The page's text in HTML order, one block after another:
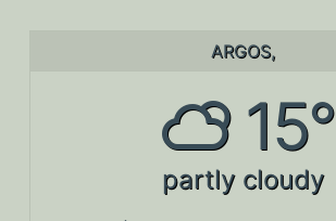
ARGOS,
15°
partly cloudy